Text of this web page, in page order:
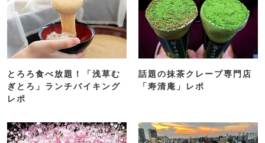
浅草で楽しめる「体験スポ
ット」5選
やみつきになる亀十の「白
あん」どら焼き